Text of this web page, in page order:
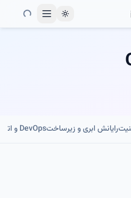
Toggle theme
رایانش ابری و زیرساختDevOps و اتوماسیون